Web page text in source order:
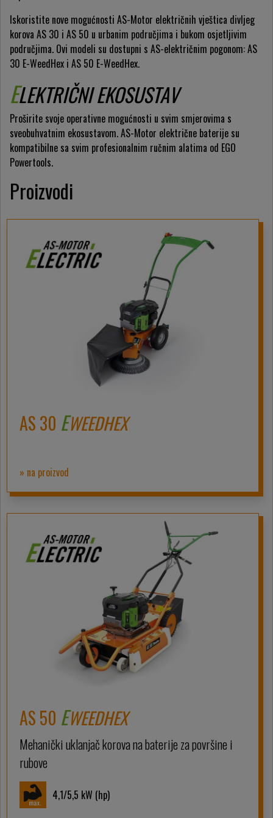
Iskoristite nove mogućnosti AS-Motor električnih vještica divljeg
korova AS 30 i AS 50 u urbanim područjima i bukom osjetljivim
područjima. Ovi modeli su dostupni s AS-električnim pogonom: AS
30 E-WeedHex i AS 50 E-WeedHex.
ELEKTRIČNI EKOSUSTAV
Proširite svoje operativne mogućnosti u svim smjerovima s
sveobuhvatnim ekosustavom. AS-Motor električne baterije su
kompatibilne sa svim profesionalnim ručnim alatima od EGO
Powertools.
Proizvodi
AS 30 EWEEDHEX
» na proizvod
AS 50 EWEEDHEX
Mehanički uklanjač korova na baterije za površine i
rubove
4,1/5,5 kW (hp)